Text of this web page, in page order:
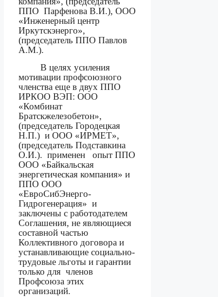
ППО Парфенова В.И.), ООО
«Инженерный центр
Иркутскэнерго»,
(председатель ППО Павлов
А.М.).
В целях усиления
мотивации профсоюзного
членства еще в двух ППО
ИРКОО ВЭП: ООО
«Комбинат
Братскжелезобетон»,
(председатель Городецкая
Н.П.) и ООО «ИРМЕТ»,
(председатель Подставкина
О.И.). применен
опыт ППО
ООО «Байкальская
энергетическая компания» и
ППО ООО
«ЕвроСибЭнерго-
Гидрогенерация» и
заключены с работодателем
Соглашения, не являющиеся
составной частью
Коллективного договора и
устанавливающие социально-
трудовые льготы и гарантии
только для членов
Профсоюза этих
организаций.